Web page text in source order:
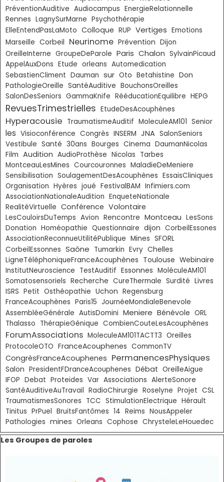
PréventionAuditive Audiocampus EnergieRelationnelle
Rennes LagnySurMarne Psychothérapie
ElleEntendPasLaMoto Colloque RUP Vertiges Emotions
Marseille Corbeil Neurinome Prévention Dijon
OreilleInterne GroupeDeParole Paris Chalon SylvainPicaud
AppelAuxDons Etude orleans Automedication
SebastienCliment Dauman sur Oto Betahistine Don
PathologieOreille SantéAuditive BouchonsOreilles
SalonDesSeniors GammaKnife RééducationEquilibre HEPG
RevuesTrimestrielles EtudeDesAcouphènes
Hyperacousie TraumatismeAuditif MoleculeAM101 Senior
les Visioconférence Congrès INSERM JNA SalonSeniors
Vestibule Santé 30ans Bourges Cinema DaumanNicolas
Film Audition AudioProthèse Nicolas Tarbes
MontceauLesMines Courcouronnes MaladieDeMeniere
Sensibilisation SoulagementDesAcouphènes EssaisCliniques
Organisation Hyères joué FestivalBAM Infimiers.com
AssociationNationaleAudition EnqueteNationale
RealitéVirtuelle Conférence Volontaire
LesCouloirsDuTemps Avion Rencontre Montceau LesSons
Donation Homéopathie Questionnaire dijon CorbeilEssones
AssociationReconnueUtilitéPublique Mines SFORL
CorbeilEssonnes Saône Tumarkin Evry Chelles
LigneTéléphoniqueFranceAcouphènes Toulouse Webinaire
InstitutNeuroscience TestAuditif Essonnes MoléculeAM101
Somatosensoriels Recherche CureThermale Surdité Livres
ISRS Petit Osthéopathie Uchon Regensburg
FranceAcouphènes Paris15 JournéeMondialeBenevole
AssembléeGénérale AutisDomini Meniere Bénévole ORL
Thalasso ThérapieGénique CombienCouteLesAcouphènes
ForumAssociations MoleculeAM101TACTT3 Oreilles
ProtocoleOTO FranceAcouphenes CommonTV
CongrèsFranceAcouphenes PermanencesPhysiques
Salon PresidentFDranceAcouphenes Débat OreilleAigue
IFOP Debat Proteides Var Associations AlerteSonore
SantéAuditiveAuTravail RadioChirurgie Roselyne Projet CSL
TraumatismesSonores TCC StimulationElectrique Hérault
Tinitus PrPuel BruitsFantômes 14 Reims NousAppeler
Pathologies mines Orleans Cophose ChrysteleLeHouedec
Sauter le bloc Les Groupes de paroles
Les Groupes de paroles